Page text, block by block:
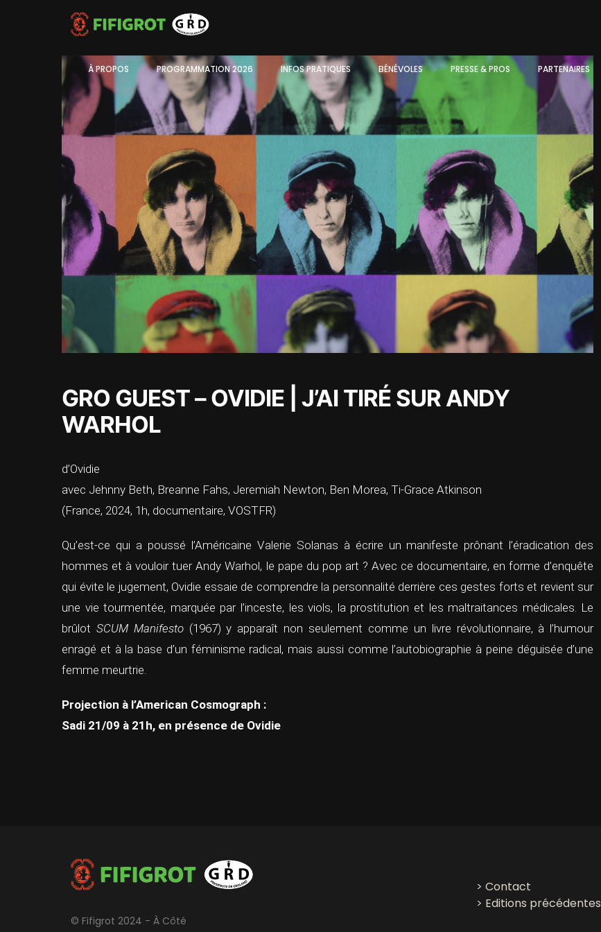
À PROPOS PROGRAMMATION 2026 INFOS PRATIQUES BÉNÉVOLES PRESSE & PROS PARTENAIRES
GRO GUEST – OVIDIE | J’AI TIRÉ SUR ANDY
WARHOL
d’Ovidie
avec Jehnny Beth, Breanne Fahs, Jeremiah Newton, Ben Morea, Ti-Grace Atkinson
(France, 2024, 1h, documentaire, VOSTFR)
Qu’est-ce qui a poussé l’Américaine Valerie Solanas à écrire un manifeste prônant l’éradication des
hommes et à vouloir tuer Andy Warhol, le pape du pop art ? Avec ce documentaire, en forme d’enquête
qui évite le jugement, Ovidie essaie de comprendre la personnalité derrière ces gestes forts et revient sur
une vie tourmentée, marquée par l’inceste, les viols, la prostitution et les maltraitances médicales. Le
brûlot SCUM Manifesto(1967) y apparaît non seulement comme un livre révolutionnaire, à l’humour
enragé et à la base d’un féminisme radical, mais aussi comme l’autobiographie à peine déguisée d’une
femme meurtrie.
Projection à l’American Cosmograph :
Sadi 21/09 à 21h, en présence de Ovidie
© Fifigrot 2024 - À Côté
> Contact
> Editions précédentes